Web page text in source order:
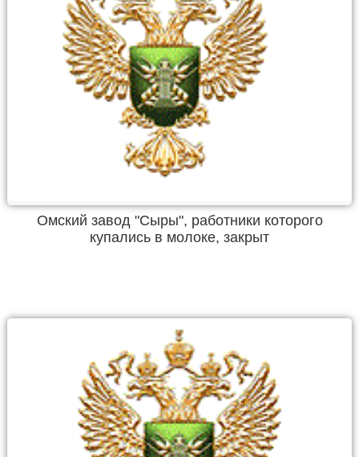
Омский завод "Сыры", работники которого
купались в молоке, закрыт